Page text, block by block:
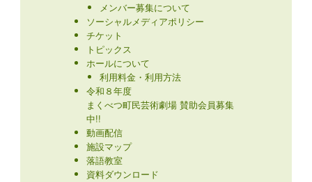
メンバー募集について
ソーシャルメディアポリシー
チケット
トピックス
ホールについて
利用料金・利用方法
令和８年度
まくべつ町民芸術劇場 賛助会員募集
中!!
動画配信
施設マップ
落語教室
資料ダウンロード